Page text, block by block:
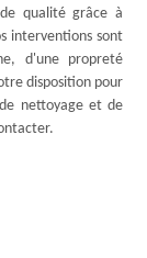
de qualité grâce à
interventions sont
d'une propreté
disposition pour
nettoyage et de